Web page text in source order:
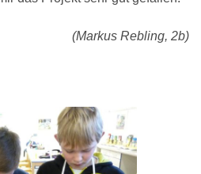
(Markus Rebling, 2b)